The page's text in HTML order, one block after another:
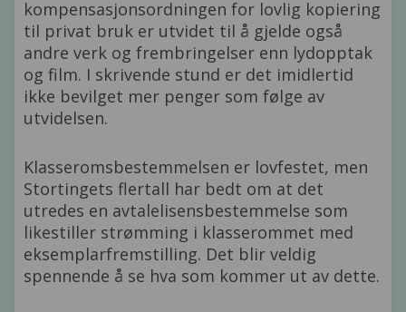
kompensasjonsordningen for lovlig kopiering
til privat bruk er utvidet til å gjelde også
andre verk og frembringelser enn lydopptak
og film. I skrivende stund er det imidlertid
ikke bevilget mer penger som følge av
utvidelsen.
Klasseromsbestemmelsen er lovfestet, men
Stortingets flertall har bedt om at det
utredes en avtalelisensbestemmelse som
likestiller strømming i klasserommet med
eksemplarfremstilling. Det blir veldig
spennende å se hva som kommer ut av dette.